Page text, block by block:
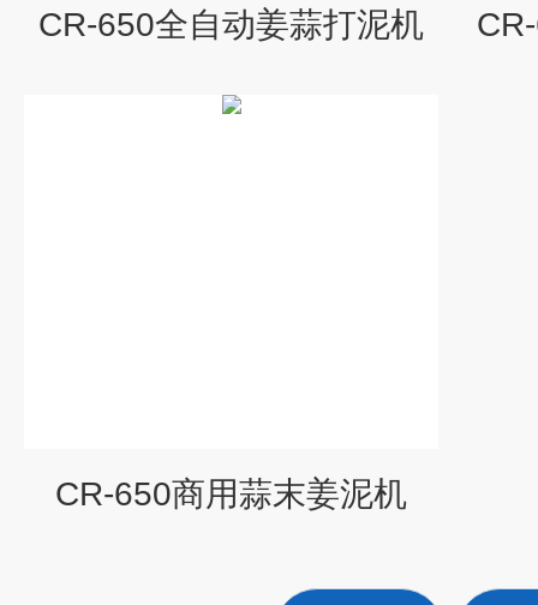
CR-650全自动姜蒜打泥机
CR-650商用蒜末姜泥机